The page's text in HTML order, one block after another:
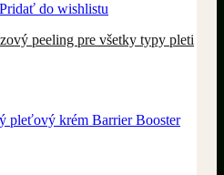
Pridať do wishlistu
peeling pre všetky typy pleti